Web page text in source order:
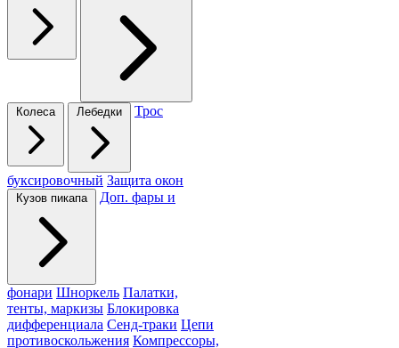
Колеса Лебедки Трос
буксировочный Защита окон
Кузов пикапа Доп. фары и
фонари Шноркель Палатки,
тенты, маркизы Блокировка
дифференциала Сенд-траки Цепи
противоскольжения Компрессоры,